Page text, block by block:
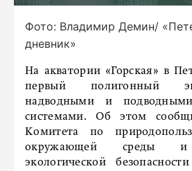
Фото: Владимир Демин/
дневник»
На акватории «Горская» в
первый полигонный
надводными и
системами. Об этом
Комитета по
окружающей среды и
экологической